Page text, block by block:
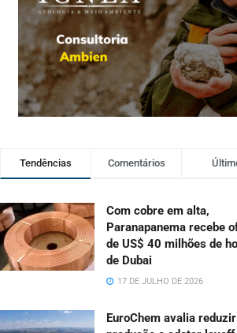
Tendências Comentários
Com cobre em alta,
Paranapanema recebe
de US$ 40 milhões de
de Dubai
17 DE JULHO DE 2026
EuroChem avalia reduzir